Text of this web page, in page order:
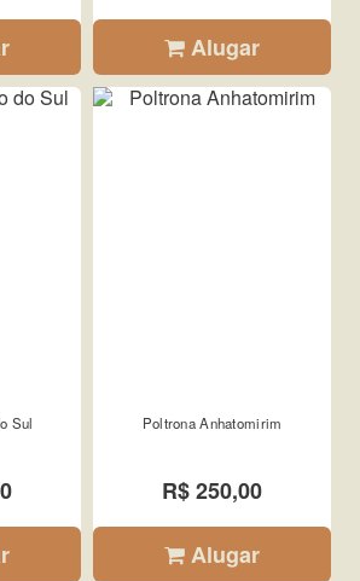
Alugar
Sul Poltrona Anhatomirim
R$ 250,00
Alugar